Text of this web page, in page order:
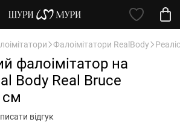
Фалоімітатори RealBody
фалоімітатор на
Body Real Bruce
см
відгук